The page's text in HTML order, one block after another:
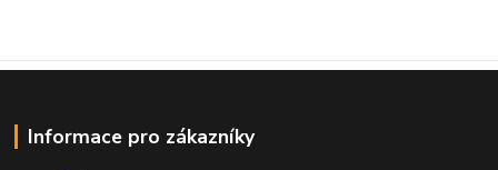
Informace pro zákazníky